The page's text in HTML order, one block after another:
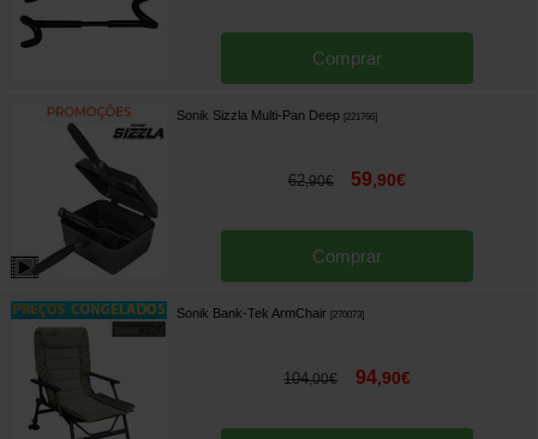
Comprar
Sonik Sizzla Multi-Pan Deep 221766]
62,90€ 59,90€
Comprar
Sonik Bank-Tek ArmChair 270073]
104,00€ 94,90€